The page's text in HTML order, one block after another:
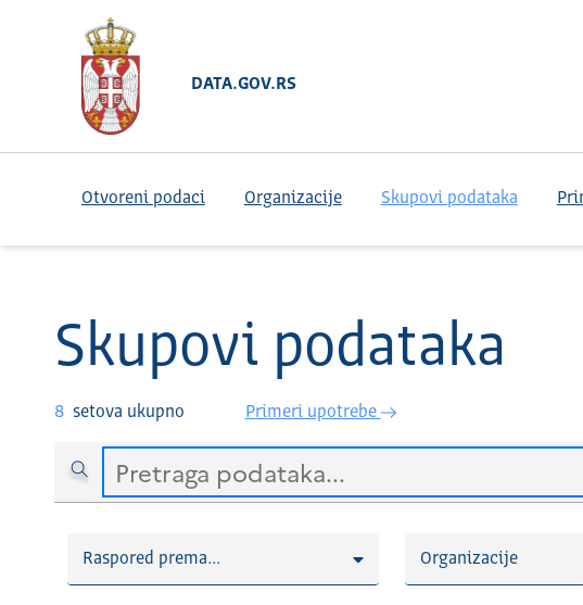
DATA.GOV.RS
Otvoreni podaci Organizacije Skupovi podataka
Skupovi podataka
8 setova ukupno Primeri upotrebe
Raspored prema... Organizacije